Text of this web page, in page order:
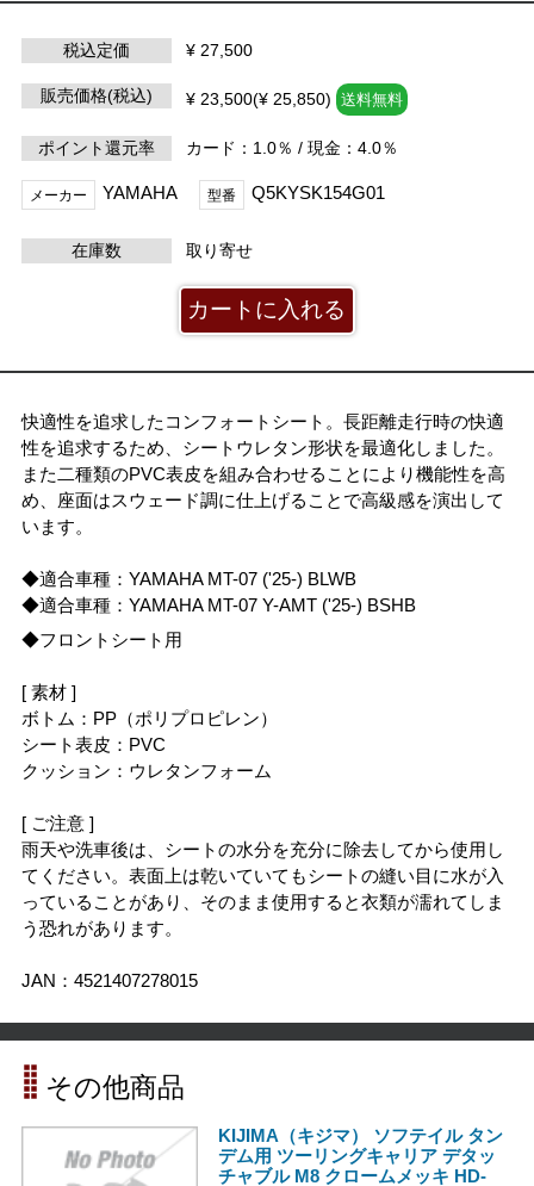
税込定価 ¥ 27,500
販売価格(税込) ¥ 23,500(¥ 25,850) 送料無料
ポイント還元率 カード：1.0％ / 現金：4.0％
メーカー YAMAHA 型番 Q5KYSK154G01
在庫数 取り寄せ
快適性を追求したコンフォートシート。長距離走行時の快適
性を追求するため、シートウレタン形状を最適化しました。
また二種類のPVC表皮を組み合わせることにより機能性を高
め、座面はスウェード調に仕上げることで高級感を演出して
います。
◆適合車種：YAMAHA MT-07 ('25-) BLWB
◆適合車種：YAMAHA MT-07 Y-AMT ('25-) BSHB
◆フロントシート用
[ 素材 ]
ボトム：PP（ポリプロピレン）
シート表皮：PVC
クッション：ウレタンフォーム
[ ご注意 ]
雨天や洗車後は、シートの水分を充分に除去してから使用し
てください。表面上は乾いていてもシートの縫い目に水が入
っていることがあり、そのまま使用すると衣類が濡れてしま
う恐れがあります。
JAN：4521407278015
その他商品
KIJIMA（キジマ） ソフテイル タン
デム用 ツーリングキャリア デタッ
チャブル M8 クロームメッキ HD-